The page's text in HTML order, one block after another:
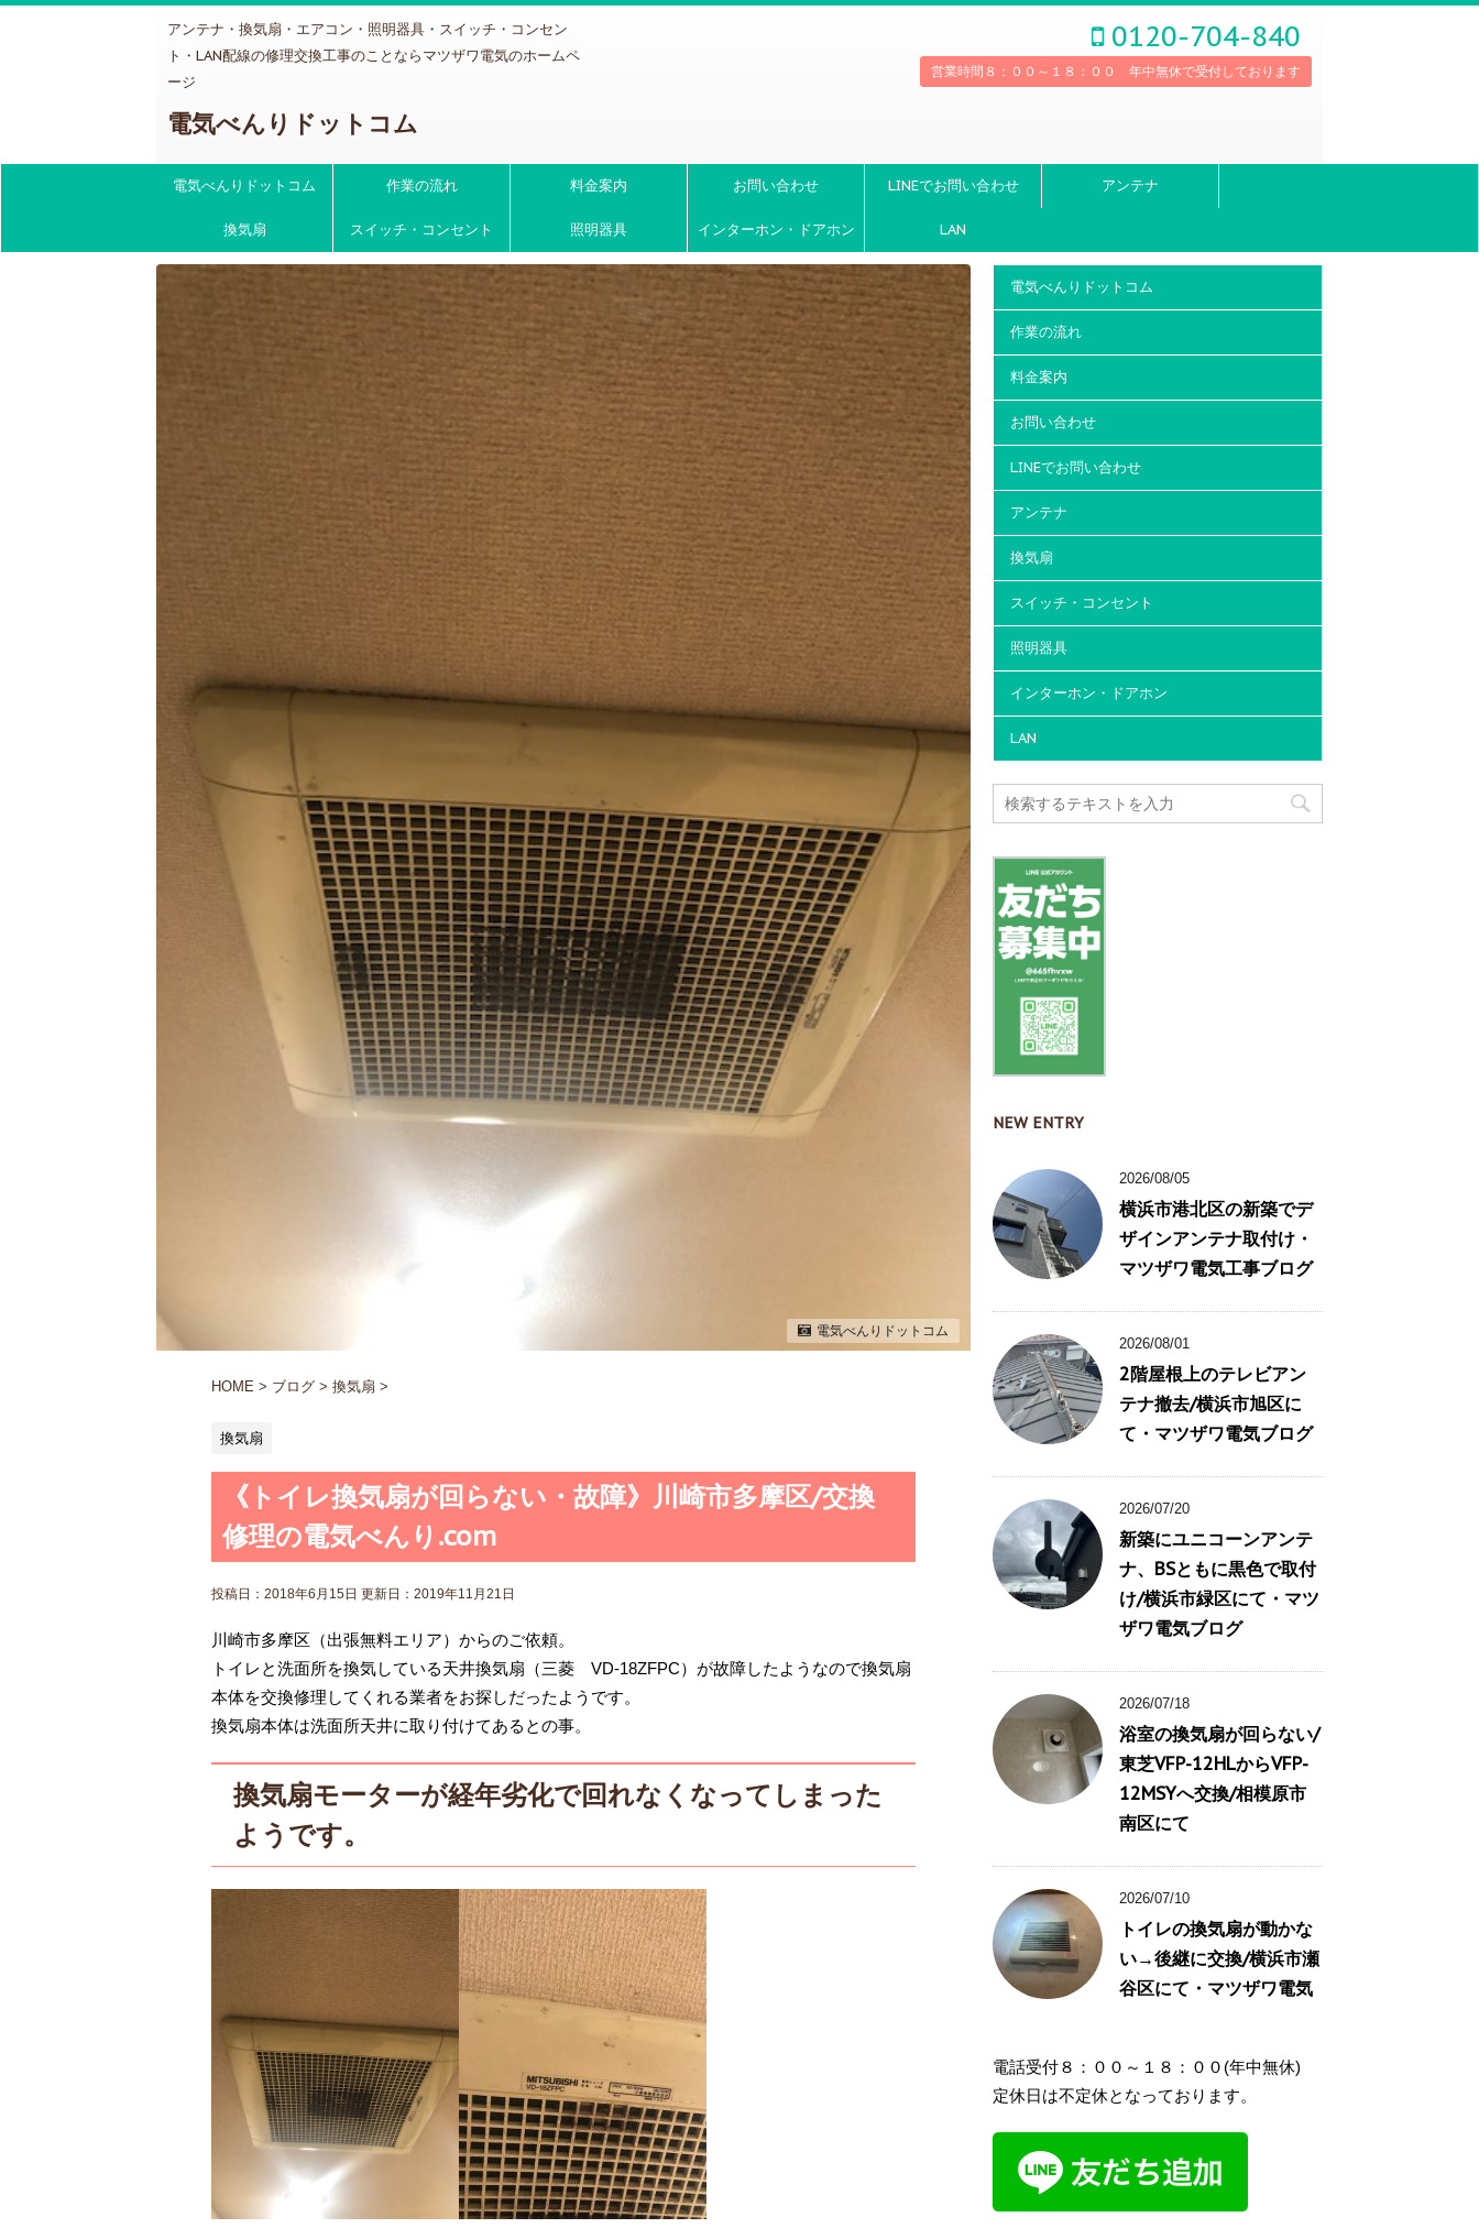
アンテナ・換気扇・エアコン・照明器具・スイッチ・コンセン
ト・LAN配線の修理交換工事のことならマツザワ電気のホームペ
ージ
電気べんりドットコム
0120-704-840
営業時間８：００～１８：００ 年中無休で受付しております
電気べんりドットコム 作業の流れ 料金案内 お問い合わせ LINEでお問い合わせ アンテナ
換気扇 スイッチ・コンセント 照明器具 インターホン・ドアホン LAN
電気べんりドットコム
HOME > ブログ > 換気扇 >
換気扇
《トイレ換気扇が回らない・故障》川崎市多摩区/交換
修理の電気べんり.com
投稿日：2018年6月15日 更新日： 2019年11月21日
川崎市多摩区（出張無料エリア）からのご依頼。
トイレと洗面所を換気している天井換気扇（三菱 VD-18ZFPC）が故障したようなので換気扇
本体を交換修理してくれる業者をお探しだったようです。
換気扇本体は洗面所天井に取り付けてあるとの事。
換気扇モーターが経年劣化で回れなくなってしまった
ようです。
電気べんりドットコム
作業の流れ
料金案内
お問い合わせ
LINEでお問い合わせ
アンテナ
換気扇
スイッチ・コンセント
照明器具
インターホン・ドアホン
LAN
NEW ENTRY
2026/08/05
横浜市港北区の新築でデ
ザインアンテナ取付け・
マツザワ電気工事ブログ
2026/08/01
2階屋根上のテレビアン
テナ撤去/横浜市旭区に
て・マツザワ電気ブログ
2026/07/20
新築にユニコーンアンテ
ナ、BSともに黒色で取付
け/横浜市緑区にて・マツ
ザワ電気ブログ
2026/07/18
浴室の換気扇が回らない/
東芝VFP-12HLからVFP-
12MSYへ交換/相模原市
南区にて
2026/07/10
トイレの換気扇が動かな
い→後継に交換/横浜市瀬
谷区にて・マツザワ電気
電話受付８：００～１８：００(年中無休)
定休日は不定休となっております。